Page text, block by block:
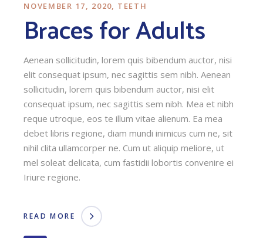
NOVEMBER 17, 2020 TEETH
Braces for Adults
Aenean sollicitudin, lorem quis bibendum auctor, nisi
elit consequat ipsum, nec sagittis sem nibh. Aenean
sollicitudin, lorem quis bibendum auctor, nisi elit
consequat ipsum, nec sagittis sem nibh. Mea et nibh
reque utroque, eos te illum vitae alienum. Ea mea
debet libris regione, diam mundi inimicus cum ne, sit
nihil clita ullamcorper ne. Cum ut aliquip meliore, ut
mel soleat delicata, cum fastidii lobortis convenire ei
Iriure regione.
READ MORE